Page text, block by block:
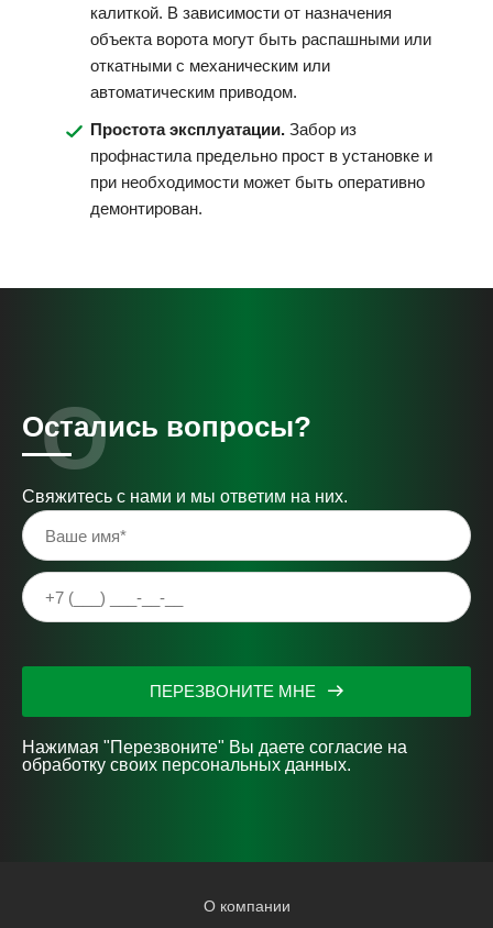
калиткой. В зависимости от назначения
объекта ворота могут быть распашными или
откатными с механическим или
автоматическим приводом.
Простота эксплуатации. Забор из
профнастила предельно прост в установке и
при необходимости может быть оперативно
демонтирован.
Остались вопросы?
Свяжитесь с нами и мы ответим на них.
ПЕРЕЗВОНИТЕ МНЕ
Нажимая "Перезвоните" Вы даете согласие на
обработку своих персональных данных.
О компании